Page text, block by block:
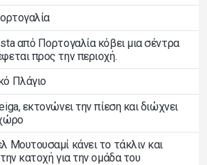
από Πορτογαλία κόβει μια σέντρα
προς την περιοχή.
Πλάγιο
εκτονώνει την πίεση και διώχνει
Μουτουσαμί κάνει το τάκλιν και
την κατοχή για την ομάδα του